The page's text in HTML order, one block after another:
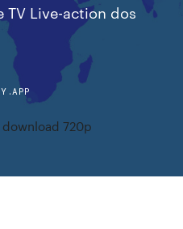
TV Live-action dos
720p